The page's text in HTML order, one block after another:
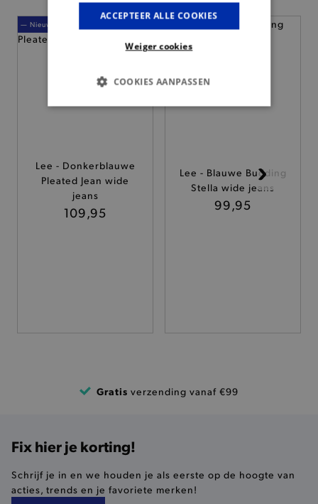
— Nieuw
Lee - Donkerblauwe
Pleated Jean wide
jeans
109,95
Lee - Blauwe Budding
Stella wide jeans
99,95
Gratis verzending vanaf €99
Fix hier je korting!
Schrijf je in en we houden je als eerste op de hoogte van
acties, trends en je favoriete merken!
ACCEPTEER ALLE COOKIES
Weiger cookies
COOKIES AANPASSEN
BASIS COOKIES
TARGETING
FUNCTIONALITEIT
smulervaring op de site en zorgen ervoor dat de
selected-val